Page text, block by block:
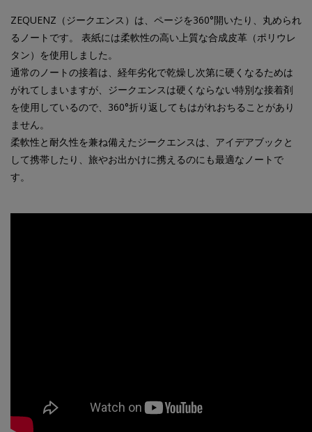
ZEQUENZ（ジークエンス）は、ページを360°開いたり、丸められ
るノートです。 表紙には柔軟性の高い上質な合成皮革（ポリウレ
タン）を使用しました。
通常のノートの接着は、経年劣化で乾燥し次第に硬くなるためは
がれてしまいますが、ジークエンスは硬くならない特別な接着剤
を使用しているので、360°折り返してもはがれおちることがあり
ません。
柔軟性と耐久性を兼ね備えたジークエンスは、アイデアブックと
して携帯したり、旅やお出かけに携えるのにも最適なノートで
す。